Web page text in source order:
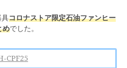
具コロナストア限定石油ファンヒー
めでした。
CPF25